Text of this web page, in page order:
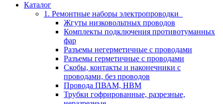
Каталог
1. Ремонтные наборы электропроводки
Жгуты низковольтных проводов
Комплекты подключения противотуманных
фар
Разъемы негерметичные с проводами
Разъемы герметичные с проводами
Скобы, контакты и наконечники с
проводами, без проводов
Провода ПВАМ, НВМ
Трубки гофрированные, разрезные,